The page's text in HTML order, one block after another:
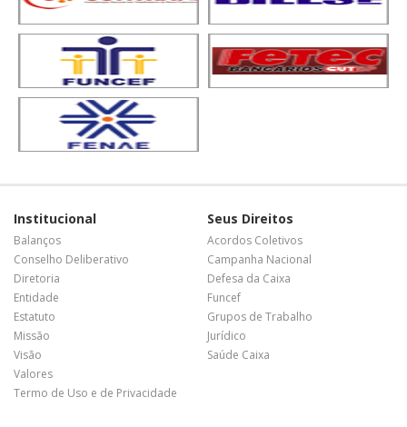
Institucional
Balanços
Conselho Deliberativo
Diretoria
Entidade
Estatuto
Missão
Visão
Valores
Termo de Uso e de Privacidade
Seus Direitos
Acordos Coletivos
Campanha Nacional
Defesa da Caixa
Funcef
Grupos de Trabalho
Jurídico
Saúde Caixa